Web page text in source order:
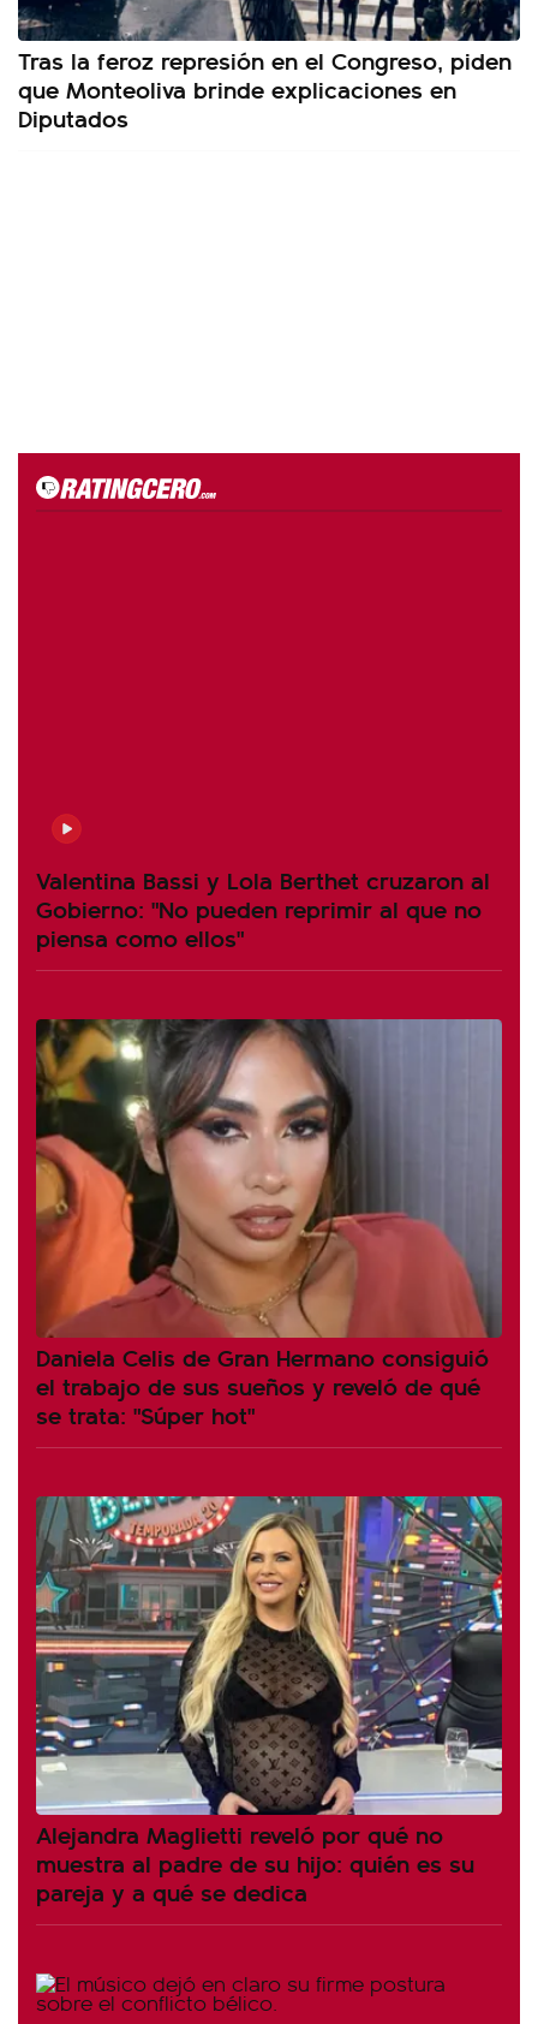
Tras la feroz represión en el Congreso, piden
que Monteoliva brinde explicaciones en
Diputados
Valentina Bassi y Lola Berthet cruzaron al
Gobierno: "No pueden reprimir al que no
piensa como ellos"
Daniela Celis de Gran Hermano consiguió
el trabajo de sus sueños y reveló de qué
se trata: "Súper hot"
Alejandra Maglietti reveló por qué no
muestra al padre de su hijo: quién es su
pareja y a qué se dedica